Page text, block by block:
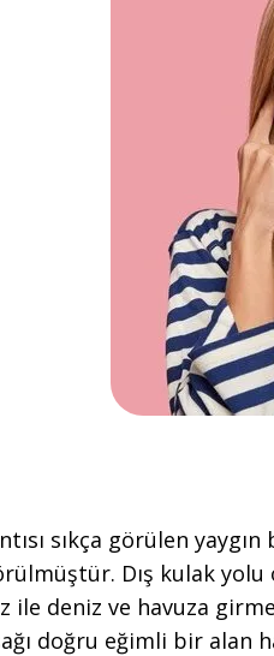
sıkça görülen
Dış kulak
ile deniz ve havuza
doğru eğimli bir alan